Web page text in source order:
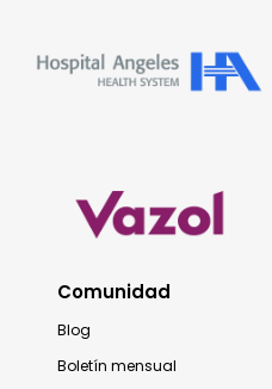
Comunidad
Blog
Boletín mensual